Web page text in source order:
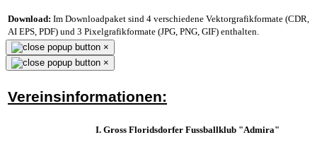
Download: Im Downloadpaket sind 4 verschiedene Vektorgrafikformate (CDR,
AI EPS, PDF) und 3 Pixelgrafikformate (JPG, PNG, GIF) enthalten.
×
×
Vereinsinformationen:
I. Gross Floridsdorfer Fussballklub "Admira"